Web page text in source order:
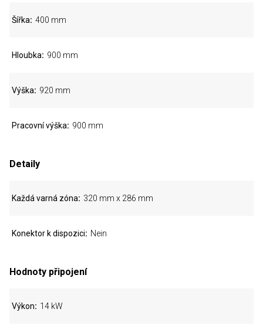
Šířka 400 mm
Hloubka 900 mm
Výška 920 mm
Pracovní výška 900 mm
Detaily
Každá varná zóna 320 mm x 286 mm
Konektor k dispozici Nein
Hodnoty připojení
Výkon 14 kW